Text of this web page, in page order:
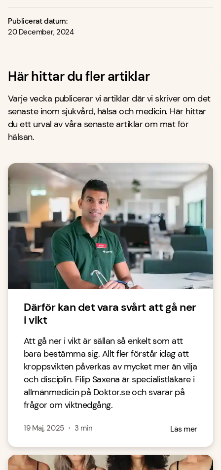
Publicerat datum:
20 December, 2024
Här hittar du fler artiklar
Varje vecka publicerar vi artiklar där vi skriver om det
senaste inom sjukvård, hälsa och medicin. Här hittar
du ett urval av våra senaste artiklar om mat för
hälsan.
Därför kan det vara svårt att gå ner
i vikt
Att gå ner i vikt är sällan så enkelt som att
bara bestämma sig. Allt fler förstår idag att
kroppsvikten påverkas av mycket mer än vilja
och disciplin. Filip Saxena är specialistläkare i
allmänmedicin på Doktor.se och svarar på
frågor om viktnedgång.
19 Maj, 2025・ 3 min Läs mer